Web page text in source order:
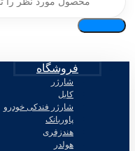
فروشگاه
شارژر
کابل
شارژر فندکی خودرو
پاوربانک
هندزفری
هولدر